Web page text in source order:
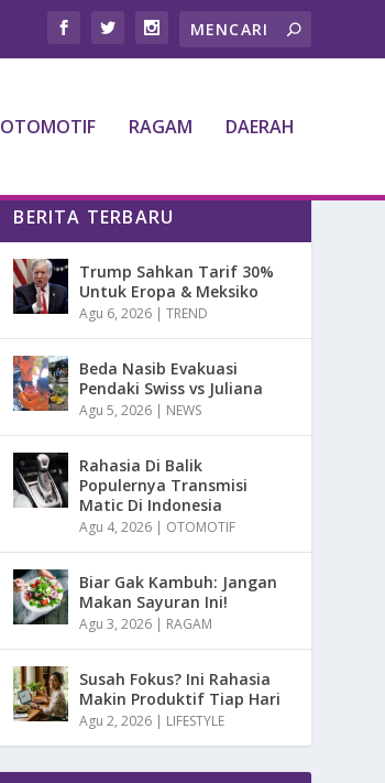
OTOMOTIF RAGAM DAERAH
BERITA TERBARU
Trump Sahkan Tarif 30%
Untuk Eropa & Meksiko
Agu 6, 2026 |TREND
Beda Nasib Evakuasi
Pendaki Swiss vs Juliana
Agu 5, 2026 | NEWS
Rahasia Di Balik
Populernya Transmisi
Matic Di Indonesia
Agu 4, 2026 | OTOMOTIF
Biar Gak Kambuh: Jangan
Makan Sayuran Ini!
Agu 3, 2026 | RAGAM
Susah Fokus? Ini Rahasia
Makin Produktif Tiap Hari
Agu 2, 2026 | LIFESTYLE